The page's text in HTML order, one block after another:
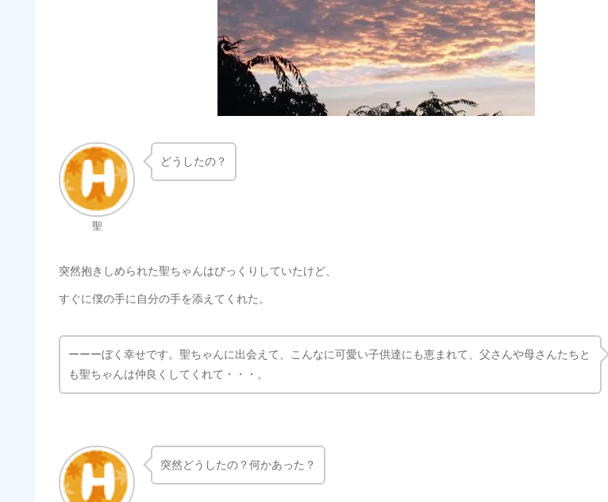
聖
どうしたの？
突然抱きしめられた聖ちゃんはびっくりしていたけど、
すぐに僕の手に自分の手を添えてくれた。
ーーーぼく幸せです。聖ちゃんに出会えて、こんなに可愛い子供達にも恵まれて、父さんや母さんたちと
も聖ちゃんは仲良くしてくれて・・・。
突然どうしたの？何かあった？